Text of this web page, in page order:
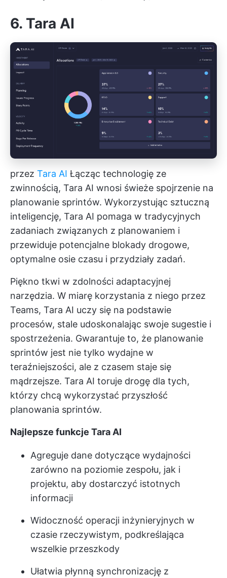
6. Tara AI
przez Tara AI Łącząc technologię ze
zwinnością, Tara AI wnosi świeże spojrzenie na
planowanie sprintów. Wykorzystując sztuczną
inteligencję, Tara AI pomaga w tradycyjnych
zadaniach związanych z planowaniem i
przewiduje potencjalne blokady drogowe,
optymalne osie czasu i przydziały zadań.
Piękno tkwi w zdolności adaptacyjnej
narzędzia. W miarę korzystania z niego przez
Teams, Tara AI uczy się na podstawie
procesów, stale udoskonalając swoje sugestie i
spostrzeżenia. Gwarantuje to, że planowanie
sprintów jest nie tylko wydajne w
teraźniejszości, ale z czasem staje się
mądrzejsze. Tara AI toruje drogę dla tych,
którzy chcą wykorzystać przyszłość
planowania sprintów.
Najlepsze funkcje Tara AI
Agreguje dane dotyczące wydajności
zarówno na poziomie zespołu, jak i
projektu, aby dostarczyć istotnych
informacji
Widoczność operacji inżynieryjnych w
czasie rzeczywistym, podkreślająca
wszelkie przeszkody
Ułatwia płynną synchronizację z